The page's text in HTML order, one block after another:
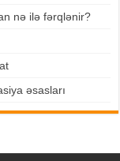
nə ilə fərqlənir?
əsasları